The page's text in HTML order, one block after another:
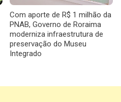
Com aporte de R$ 1 milhão da
PNAB, Governo de Roraima
moderniza infraestrutura de
preservação do Museu
Integrado